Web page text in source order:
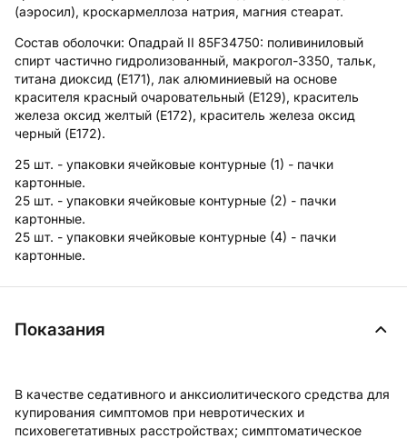
(аэросил), кроскармеллоза натрия, магния стеарат.
Состав оболочки: Опадрай II 85F34750: поливиниловый
спирт частично гидролизованный, макрогол-3350, тальк,
титана диоксид (E171), лак алюминиевый на основе
красителя красный очаровательный (E129), краситель
железа оксид желтый (E172), краситель железа оксид
черный (E172).
25 шт. - упаковки ячейковые контурные (1) - пачки
картонные.
25 шт. - упаковки ячейковые контурные (2) - пачки
картонные.
25 шт. - упаковки ячейковые контурные (4) - пачки
картонные.
Показания
В качестве седативного и анксиолитического средства для
купирования симптомов при невротических и
психовегетативных расстройствах; симптоматическое